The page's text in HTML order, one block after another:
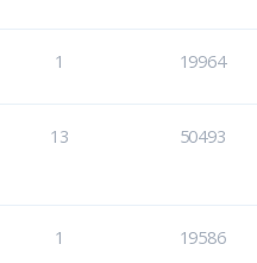
1 19964
13 50493
1 19586